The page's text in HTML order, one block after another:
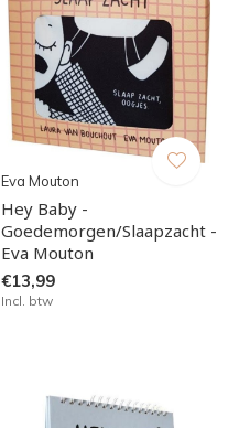
Eva Mouton
Hey Baby -
Goedemorgen/Slaapzacht -
Eva Mouton
€13,99
Incl. btw